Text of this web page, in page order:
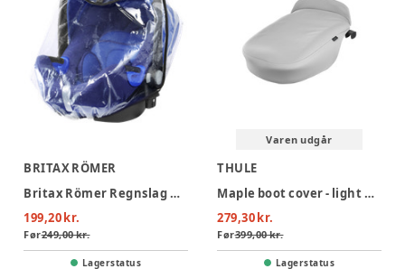
BRITAX RÖMER
Britax Römer Regnslag Baby-Safe
199,20 kr.
Før249,00 kr.
Lagerstatus
Varen udgår
THULE
Maple boot cover - light grey
279,30 kr.
Før399,00 kr.
Lagerstatus